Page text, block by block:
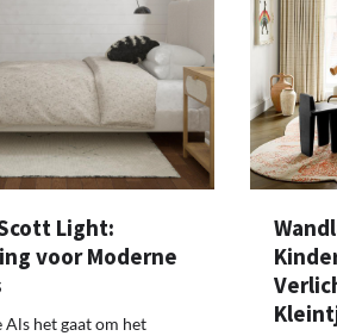
Light:
voor Moderne
het gaat om het